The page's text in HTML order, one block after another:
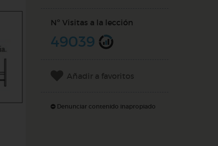
Nº Visitas a la lección
49039
Añadir a favoritos
Denunciar contenido inapropiado